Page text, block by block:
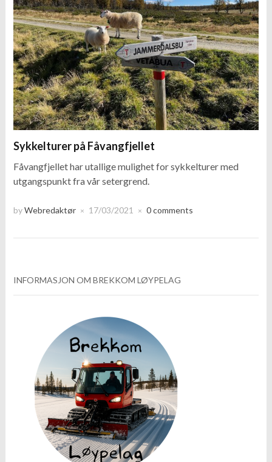
Sykkelturer på Fåvangfjellet
Fåvangfjellet har utallige mulighet for sykkelturer med
utgangspunkt fra vår setergrend.
byWebredaktør × 17/03/2021 × 0 comments
INFORMASJON OM BREKKOM LØYPELAG